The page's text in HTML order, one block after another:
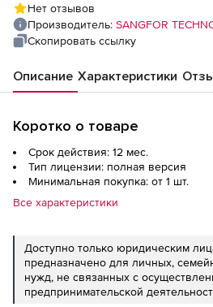
Anti-malware, Anti-virus
Нет отзывов
Производитель: SANGFOR
Скопировать ссылку
Описание Характеристики
Коротко о товаре
Срок действия: 12 мес.
Тип лицензии: полная версия
Минимальная покупка: от 1 шт.
Все характеристики
Доступно только юридическим
предназначено для личных,
нужд, не связанных с
предпринимательской